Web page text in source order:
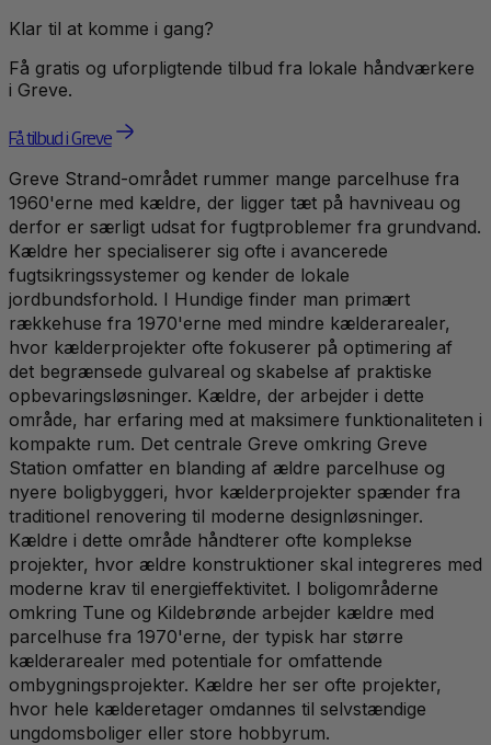
Klar til at komme i gang?
Få gratis og uforpligtende tilbud fra lokale håndværkere
i Greve.
Få tilbud i Greve
Greve Strand-området rummer mange parcelhuse fra
1960'erne med kældre, der ligger tæt på havniveau og
derfor er særligt udsat for fugtproblemer fra grundvand.
Kældre her specialiserer sig ofte i avancerede
fugtsikringssystemer og kender de lokale
jordbundsforhold. I Hundige finder man primært
rækkehuse fra 1970'erne med mindre kælderarealer,
hvor kælderprojekter ofte fokuserer på optimering af
det begrænsede gulvareal og skabelse af praktiske
opbevaringsløsninger. Kældre, der arbejder i dette
område, har erfaring med at maksimere funktionaliteten i
kompakte rum. Det centrale Greve omkring Greve
Station omfatter en blanding af ældre parcelhuse og
nyere boligbyggeri, hvor kælderprojekter spænder fra
traditionel renovering til moderne designløsninger.
Kældre i dette område håndterer ofte komplekse
projekter, hvor ældre konstruktioner skal integreres med
moderne krav til energieffektivitet. I boligområderne
omkring Tune og Kildebrønde arbejder kældre med
parcelhuse fra 1970'erne, der typisk har større
kælderarealer med potentiale for omfattende
ombygningsprojekter. Kældre her ser ofte projekter,
hvor hele kælderetager omdannes til selvstændige
ungdomsboliger eller store hobbyrum.